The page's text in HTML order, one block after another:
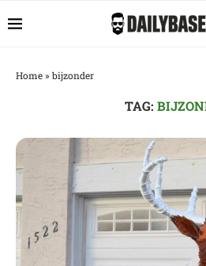
Home» bijzonder
TAG: